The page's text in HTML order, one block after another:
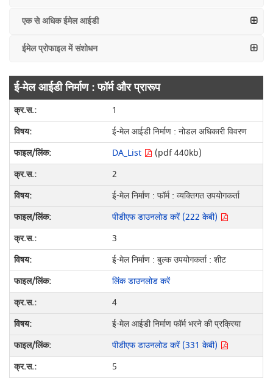
एक से अधिक ईमेल आईडी
ईमेल प्रोफाइल में संशोधन
ई-मेल आईडी निर्माण : फॉर्म और प्रारूप
1
ई-मेल आईडी निर्माण : नोडल अधिकारी विवरण
DA_List
(pdf 440kb)
2
ई-मेल निर्माण : फॉर्म : व्यक्तिगत उपयोगकर्ता
पीडीएफ डाउनलोड करें (222 केबी)
3
ई-मेल निर्माण : बुल्क उपयोगकर्ता : शीट
लिंक डाउनलोड करें
4
ई-मेल आईडी निर्माण फॉर्म भरने की प्रक्रिया
पीडीएफ डाउनलोड करें (331 केबी)
5